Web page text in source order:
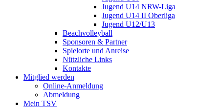
Jugend U14 NRW-Liga
Jugend U14 II Oberliga
Jugend U12/U13
Beachvolleyball
Sponsoren & Partner
Spielorte und Anreise
Nützliche Links
Kontakte
Mitglied werden
Online-Anmeldung
Abmeldung
Mein TSV